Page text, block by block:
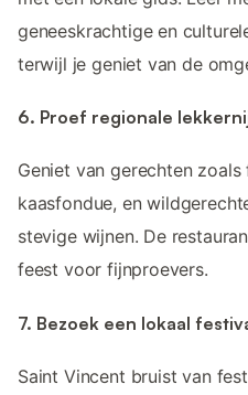
geneeskrachtige en
terwijl je geniet van de
6. Proef regionale
Geniet van gerechten
kaasfondue, en
stevige wijnen. De
feest voor fijnproevers.
7. Bezoek een lokaal
Saint Vincent bruist van